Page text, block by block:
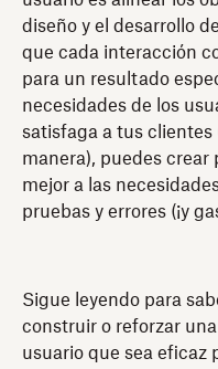
diseño y el desarrollo
que cada interacción
para un resultado
necesidades de los
satisfaga a tus clientes
manera), puedes crear
mejor a las
pruebas y errores (¡y
Sigue leyendo para
construir o reforzar
usuario que sea eficaz